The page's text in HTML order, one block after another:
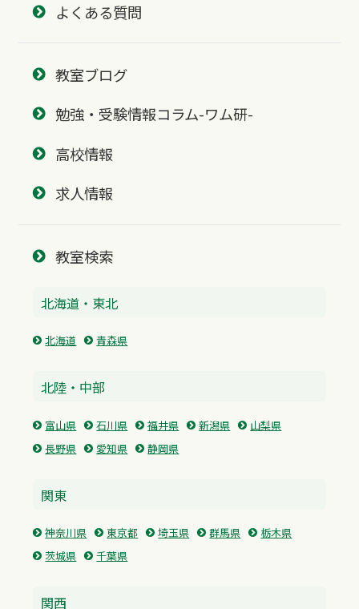
よくある質問
教室ブログ
勉強・受験情報コラム-ワム研-
高校情報
求人情報
教室検索
北海道・東北
北海道 青森県
北陸・中部
富山県 石川県 福井県 新潟県
山梨県
長野県
愛知県 静岡県
関東
神奈川県 東京都 埼玉県 群馬県
栃木県
茨城県
千葉県
関西